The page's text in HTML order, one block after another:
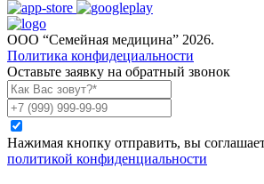
ООО “Семейная медицина” 2026.
Политика конфидециальности
Оставьте заявку на обратный звонок
Нажимая кнопку отправить, вы
политикой конфиденциальности